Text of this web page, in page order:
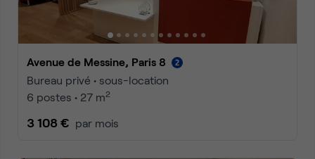
Avenue de Messine, Paris 8
Bureau privé • sous-location
6 postes • 27 m2
3 108 € par mois